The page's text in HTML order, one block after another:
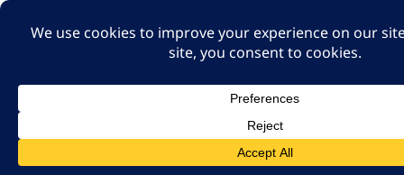
A GUT FEELING 7TH
身近な旅の記録や記憶、たまには思ったことも残そ